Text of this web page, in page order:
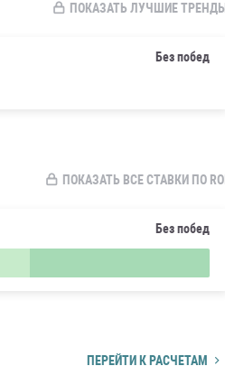
ПОКАЗАТЬ ЛУЧШИЕ ТРЕНДЫ
Без побед
ПОКАЗАТЬ ВСЕ СТАВКИ ПО ROI
Без побед
ПЕРЕЙТИ К РАСЧЕТАМ